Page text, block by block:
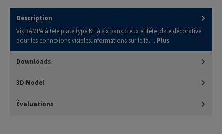
Description
Vis RAMPA à tête plate type KF à six pans creux et tête plate décorative
pour les connexions visibles.Informations sur le fa… Plus
Downloads
3D Model
Évaluations